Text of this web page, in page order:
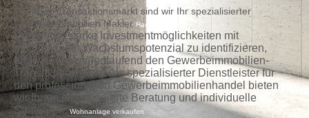
Für Ihren Transaktionsmarkt sind wir Ihr spezialisierter
Gewerbeimmobilien MaklerHamburg
Um renditestarke Investmentmöglichkeiten mit
nachhaltigem Wachstumspotenzial zu identifizieren,
analysieren wir fortlaufend den Gewerbeimmobilien-
Transaktionsmarkt. Als spezialisierter Dienstleister für
den professionellen Gewerbeimmobilienhandel bieten
wir Ihnen eine fundierte Beratung und individuelle
Strategien. Wohnanlage verkaufen